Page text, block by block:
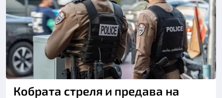
Кобрата стреля и предава на